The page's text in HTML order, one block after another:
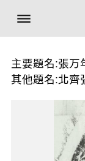
主要題名:張万
其他題名:北齊